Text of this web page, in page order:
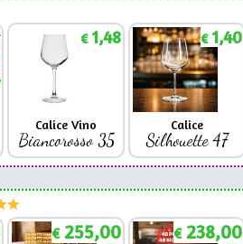
€1,48
Calice Vino
Biancorosso 35
€1,40
Calice
Silhouette 47
€255,00 €238,00